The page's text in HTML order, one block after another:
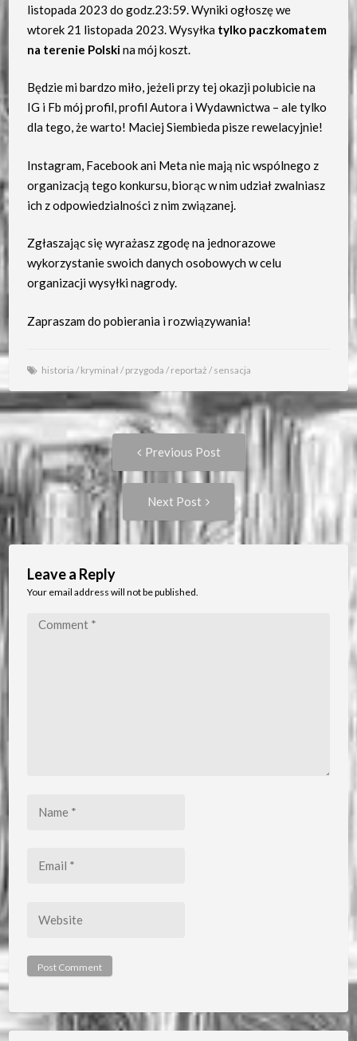
listopada 2023 do godz.23:59. Wyniki ogłoszę we
wtorek 21 listopada 2023. Wysyłka tylko paczkomatem
na terenie Polskina mój koszt.
Będzie mi bardzo miło, jeżeli przy tej okazji polubicie na
IG i Fb mój profil, profil Autora i Wydawnictwa – ale tylko
dla tego, że warto! Maciej Siembieda pisze rewelacyjnie!
Instagram, Facebook ani Meta nie mają nic wspólnego z
organizacją tego konkursu, biorąc w nim udział zwalniasz
ich z odpowiedzialności z nim związanej.
Zgłaszając się wyrażasz zgodę na jednorazowe
wykorzystanie swoich danych osobowych w celu
organizacji wysyłki nagrody.
Zapraszam do pobierania i rozwiązywania!
historia /kryminał/przygoda /reportaż /sensacja
Post
navigation
Previous Post
Previous
Next Post
Next
Post:
Leave a Reply
Your email address will not be published.
Comment